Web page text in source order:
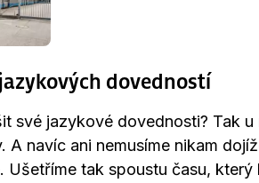
dovedností
své jazykové dovednosti? Tak
A navíc ani nemusíme nikam
Ušetříme tak spoustu času, který